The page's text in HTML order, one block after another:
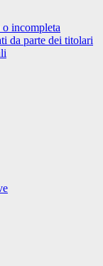
o incompleta
da parte dei titolari